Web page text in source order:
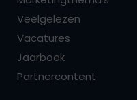
Veelgelezen
Vacatures
Jaarboek
Partnercontent